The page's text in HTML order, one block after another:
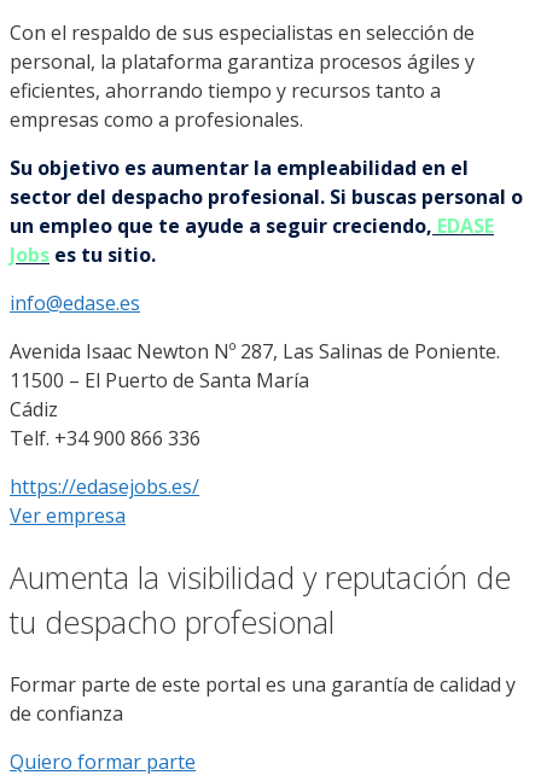
Con el respaldo de sus especialistas en selección de
personal, la plataforma garantiza procesos ágiles y
eficientes, ahorrando tiempo y recursos tanto a
empresas como a profesionales.
Su objetivo es aumentar la empleabilidad en el
sector del despacho profesional. Si buscas personal o
un empleo que te ayude a seguir creciendo, EDASE
Jobs es tu sitio.
info@edase.es
Avenida Isaac Newton Nº 287, Las Salinas de Poniente.
11500 – El Puerto de Santa María
Cádiz
Telf. +34 900 866 336
https://edasejobs.es/
Ver empresa
Aumenta la visibilidad y reputación de
tu despacho profesional
Formar parte de este portal es una garantía de calidad y
de confianza
Quiero formar parte